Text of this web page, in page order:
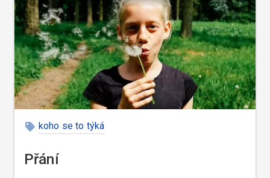
koho se to týká
Přání